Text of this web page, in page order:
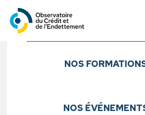
Observatoire du
Sous-menu
NOS
NOS